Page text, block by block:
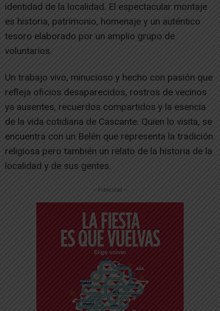
identidad de la localidad. El espectacular montaje
es historia, patrimonio, homenaje y un auténtico
tesoro elaborado por un amplio grupo de
voluntarios.
Un trabajo vivo, minucioso y hecho con pasión que
refleja oficios desaparecidos, rostros de vecinos
ya ausentes, recuerdos compartidos y la esencia
de la vida cotidiana de Cascante. Quien lo visita, se
encuentra con un Belén que representa la tradición
religiosa pero también un relato de la historia de la
localidad y de sus gentes.
-- Publicidad --